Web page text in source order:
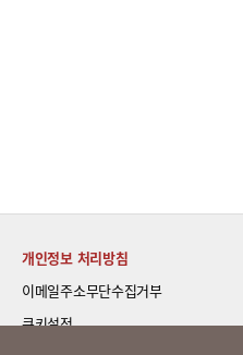
개인정보 처리방침
이메일주소무단수집거부
쿠키설정